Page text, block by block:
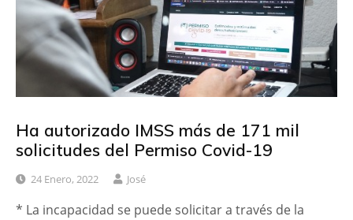
Ha autorizado IMSS más de 171 mil
solicitudes del Permiso Covid-19
24 Enero, 2022 José
* La incapacidad se puede solicitar a través de la